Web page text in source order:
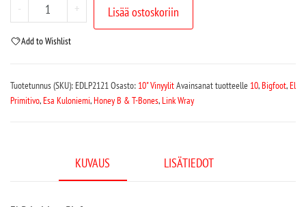
- + Lisää ostoskoriin
Add to Wishlist
Tuotetunnus (SKU): EDLP2121Osasto: 10" VinyylitAvainsanat tuotteelle 10,Bigfoot,El
Primitivo,Esa Kuloniemi,Honey B & T-Bones,Link Wray
KUVAUS LISÄTIEDOT